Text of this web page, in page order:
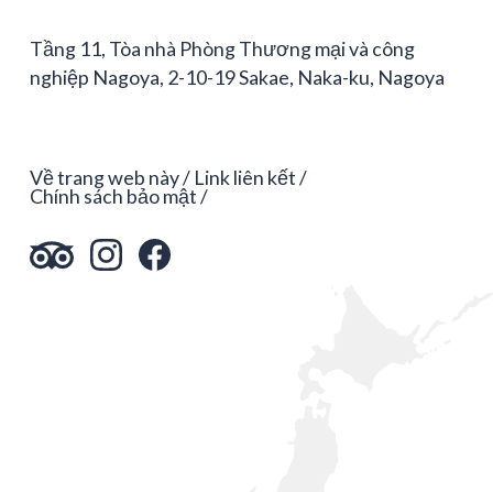
Tầng 11, Tòa nhà Phòng Thương mại và công
nghiệp Nagoya, 2-10-19 Sakae, Naka-ku, Nagoya
Về trang web này Link liên kết
Chính sách bảo mật